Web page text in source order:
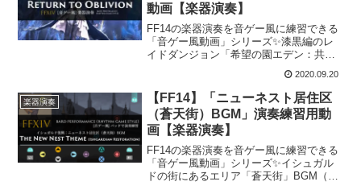
動画【楽器演奏】
FF14の楽器演奏を音ゲー風に練習できる
「音ゲー風動画」シリーズ✨漆黒編のレ
イドダンジョン「希望の園エデン：共鳴
BGM「忘却の彼方」の楽器演奏練習がで
きる動画を紹介します！演奏練習動画
▼FF14 忘却の此方 ...
2020.09.20
楽器演奏
【FF14】「ニューネスト居住区
（蒼天街）BGM」演奏練習用動
画【楽器演奏】
FF14の楽器演奏を音ゲー風に練習できる
「音ゲー風動画」シリーズ✨イシュガル
ドの街にあるエリア「蒼天街」BGM（現